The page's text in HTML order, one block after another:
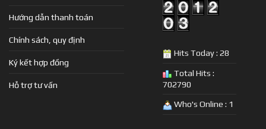
Hướng dẫn thanh toán
Chính sách, quy định
Ký kết hợp đồng
Hỗ trợ tư vấn
Hits Today : 28
Total Hits :
702790
Who's Online : 1